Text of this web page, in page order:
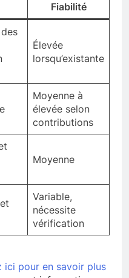
Fiabilité
Élevée
lorsqu’existante
Moyenne à
élevée selon
contributions
Moyenne
Variable,
nécessite
vérification
ici pour en savoir plus